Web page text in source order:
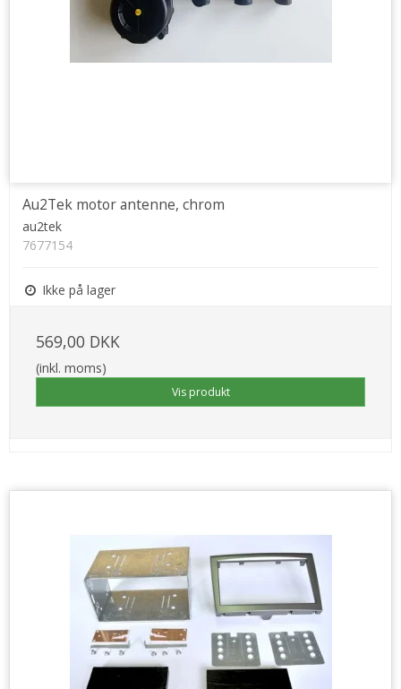
Au2Tek motor antenne, chrom
au2tek
7677154
Ikke på lager
569,00 DKK
(inkl. moms)
Vis produkt